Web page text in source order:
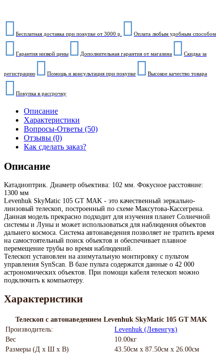
Бесплатная доставка при покупке от 3000 р. Оплата любым удобным способом
Гарантия низкой цены Дополнительная гарантия от магазина Скидка за
регистрацию Помощь и консультация при покупке Высокое качество товара
Покупка в рассрочку
Описание
Характеристики
Вопросы-Ответы (50)
Отзывы (0)
Как сделать заказ?
Описание
Катадиоптрик. Диаметр объектива: 102 мм. Фокусное расстояние:
1300 мм
Levenhuk SkyMatic 105 GT MAK - это качественный зеркально-
линзовый телескоп, построенный по схеме Максутова-Кассегрена.
Данная модель прекрасно подходит для изучения планет Солнечной
системы и Луны и может использоваться для наблюдения объектов
дальнего космоса. Система автонаведения позволяет не тратить время
на самостоятельный поиск объектов и обеспечивает плавное
перемещение трубы во время наблюдений.
Телескоп установлен на азимутальную монтировку с пультом
управления SynScan. В базе пульта содержатся данные о 42 000
астрономических объектов. При помощи кабеля телескоп можно
подключить к компьютеру.
Характеристики
Телескоп с автонаведением Levenhuk SkyMatic 105 GT MAK
Производитель:
Levenhuk (Левенгук)
Вес
10.00кг
Размеры (Д х Ш х В)
43.50см x 87.50см x 26.00см